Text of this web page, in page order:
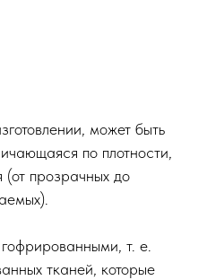
может быть
по плотности,
(от прозрачных до
т. е.
тканей, которые